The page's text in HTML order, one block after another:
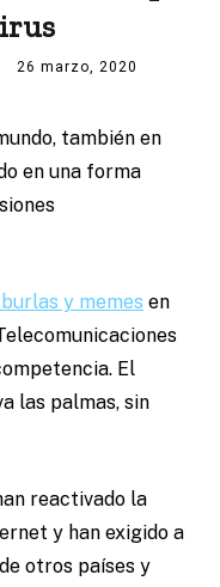
26 marzo, 2020
también en
en una forma
y memes en
El
las palmas, sin
reactivado la
y han exigido a
otros países y